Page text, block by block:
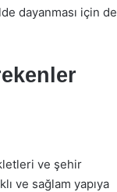
dayanması için de
ve şehir
ve sağlam yapıya